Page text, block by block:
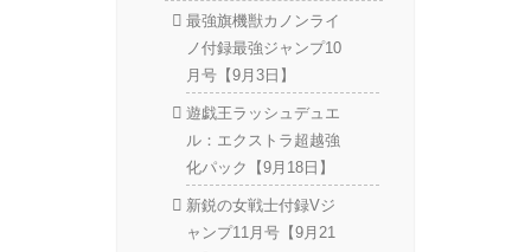
最強旗機獣カノンライ
ノ付録最強ジャンプ10
月号【9月3日】
遊戯王ラッシュデュエ
ル：エクストラ超越強
化パック【9月18日】
新鋭の女戦士付録Vジ
ャンプ11月号【9月21